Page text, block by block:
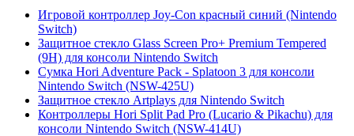
Игровой контроллер Joy-Con красный синий (Nintendo
Switch)
Защитное стекло Glass Screen Pro+ Premium Tempered
(9H) для консоли Nintendo Switch
Сумка Hori Adventure Pack - Splatoon 3 для консоли
Nintendo Switch (NSW-425U)
Защитное стекло Artplays для Nintendo Switch
Контроллеры Hori Split Pad Pro (Lucario & Pikachu) для
консоли Nintendo Switch (NSW-414U)